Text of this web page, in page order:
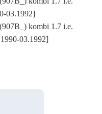
03.1992]
kombi 1.7 i.e.
03.1992]